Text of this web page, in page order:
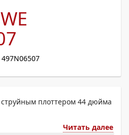
497N06507
струйным плоттером 44 дюйма
Читать далее